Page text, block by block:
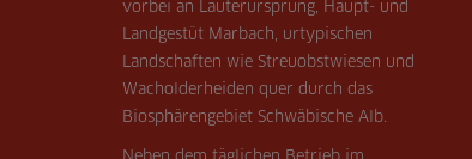
vorbei an Lauterursprung, Haupt- und
Landgestüt Marbach, urtypischen
Landschaften wie Streuobstwiesen und
Wacholderheiden quer durch das
Biosphärengebiet Schwäbische Alb.